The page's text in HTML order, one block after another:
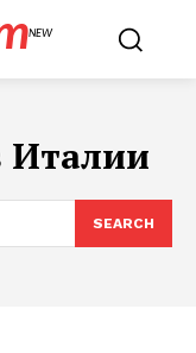
NEW
SEARCH